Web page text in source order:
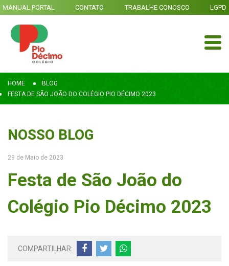
MANUAL PORTAL CONTATO TRABALHE CONOSCO LGPD
HOME
BLOG
FESTA DE SÃO JOÃO DO COLÉGIO PIO DÉCIMO 2023
NOSSO BLOG
29 de Maio de 2023
Festa de São João do
Colégio Pio Décimo 2023
COMPARTILHAR: